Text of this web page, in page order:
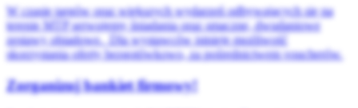
W czasie targów oraz większych wydarzeń odbywających się na
terenie MTP serwujemy śniadania oraz smaczne, dwudaniowe
zestawy obiadowe.
Dla wystawców istnieje możliwość
skorzystania oferty bezgotówkowo, za pośrednictwem voucherów.
Zorganizuj bankiet firmowy!